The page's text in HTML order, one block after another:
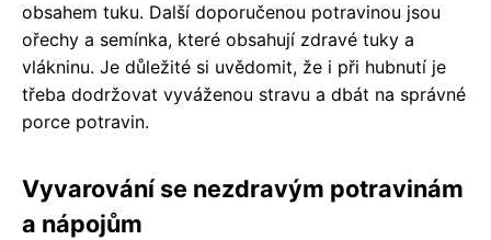
obsahem tuku. Další doporučenou potravinou jsou
ořechy a semínka, které obsahují zdravé tuky a
vlákninu. Je důležité si uvědomit, že i při hubnutí je
třeba dodržovat vyváženou stravu a dbát na správné
porce potravin.
Vyvarování se nezdravým potravinám
a nápojům